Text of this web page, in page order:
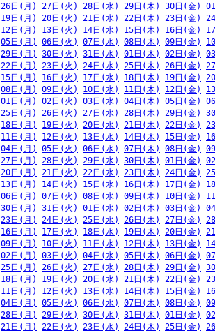
26日(月) 27日(火) 28日(水) 29日(木) 30日(金)
19日(月) 20日(火) 21日(水) 22日(木) 23日(金)
12日(月) 13日(火) 14日(水) 15日(木) 16日(金)
05日(月) 06日(火) 07日(水) 08日(木) 09日(金)
29日(月) 30日(火) 31日(水) 01日(木) 02日(金)
22日(月) 23日(火) 24日(水) 25日(木) 26日(金)
15日(月) 16日(火) 17日(水) 18日(木) 19日(金)
08日(月) 09日(火) 10日(水) 11日(木) 12日(金)
01日(月) 02日(火) 03日(水) 04日(木) 05日(金)
25日(月) 26日(火) 27日(水) 28日(木) 29日(金)
18日(月) 19日(火) 20日(水) 21日(木) 22日(金)
11日(月) 12日(火) 13日(水) 14日(木) 15日(金)
04日(月) 05日(火) 06日(水) 07日(木) 08日(金)
27日(月) 28日(火) 29日(水) 30日(木) 01日(金)
20日(月) 21日(火) 22日(水) 23日(木) 24日(金)
13日(月) 14日(火) 15日(水) 16日(木) 17日(金)
06日(月) 07日(火) 08日(水) 09日(木) 10日(金)
30日(月) 31日(火) 01日(水) 02日(木) 03日(金)
23日(月) 24日(火) 25日(水) 26日(木) 27日(金)
16日(月) 17日(火) 18日(水) 19日(木) 20日(金)
09日(月) 10日(火) 11日(水) 12日(木) 13日(金)
02日(月) 03日(火) 04日(水) 05日(木) 06日(金)
25日(月) 26日(火) 27日(水) 28日(木) 29日(金)
18日(月) 19日(火) 20日(水) 21日(木) 22日(金)
11日(月) 12日(火) 13日(水) 14日(木) 15日(金)
04日(月) 05日(火) 06日(水) 07日(木) 08日(金)
28日(月) 29日(火) 30日(水) 31日(木) 01日(金)
21日(月) 22日(火) 23日(水) 24日(木) 25日(金)